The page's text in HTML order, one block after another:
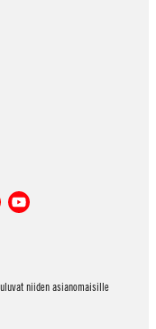
niiden asianomaisille